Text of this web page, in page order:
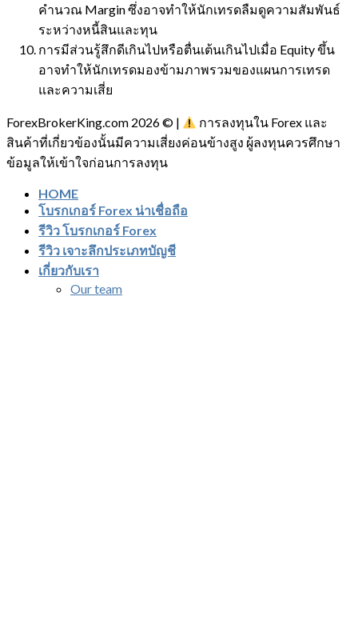
คำนวณ Margin ซึ่งอาจทำให้นักเทรดลืมดูความสัมพันธ์
ระหว่างหนี้สินและทุน
การมีส่วนรู้สึกดีเกินไปหรือตื่นเต้นเกินไปเมื่อ Equity ขึ้น
อาจทำให้นักเทรดมองข้ามภาพรวมของแผนการเทรด
และความเสี่ย
ForexBrokerKing.com 2026 © |
การลงทุนใน Forex และ
สินค้าที่เกี่ยวข้องนั้นมีความเสี่ยงค่อนข้างสูง ผู้ลงทุนควรศึกษา
ข้อมูลให้เข้าใจก่อนการลงทุน
HOME
โบรกเกอร์ Forex น่าเชื่อถือ
รีวิว โบรกเกอร์ Forex
รีวิว เจาะลึกประเภทบัญชี
เกี่ยวกับเรา
Our team